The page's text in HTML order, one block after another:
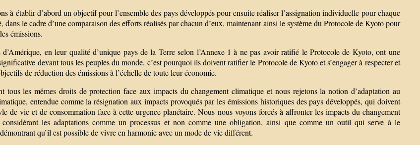
à établir d’abord un objectif pour l’ensemble des pays développés pour ensuite réaliser l’assignation individuelle pour chaque
dans le cadre d’une comparaison des efforts réalisés par chacun d’eux, maintenant ainsi le système du Protocole de Kyoto pour
émissions.
en leur qualité d’unique pays de la Terre selon l’Annexe 1 à ne pas avoir ratifié le Protocole de Kyoto, ont une
devant tous les peuples du monde, c’est pourquoi ils doivent ratifier le Protocole de Kyoto et s’engager à respecter et
de réduction des émissions à l’échelle de toute leur économie.
tous les mêmes droits de protection face aux impacts du changement climatique et nous rejetons la notion d’adaptation au
entendue comme la résignation aux impacts provoqués par les émissions historiques des pays développés, qui doivent
de vie et de consommation face à cette urgence planétaire. Nous nous voyons forcés à affronter les impacts du changement
les adaptations comme un processus et non comme une obligation, ainsi que comme un outil qui serve à le
qu’il est possible de vivre en harmonie avec un mode de vie différent.